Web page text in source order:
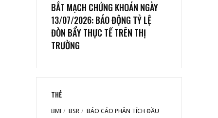
BẮT MẠCH CHỨNG KHOÁN NGÀY
13/07/2026: BÁO ĐỘNG TỶ LỆ
ĐÒN BẨY THỰC TẾ TRÊN THỊ
TRƯỜNG
THẺ
BMI BSR
BÁO CÁO PHÂN TÍCH ĐẦU